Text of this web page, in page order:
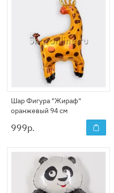
Шар Фигура "Жираф"
оранжевый 94 см
999р.